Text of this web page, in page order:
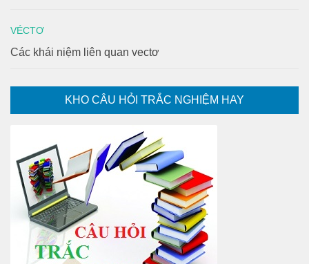
VÉCTƠ
Các khái niệm liên quan vectơ
KHO CÂU HỎI TRẮC NGHIỆM HAY